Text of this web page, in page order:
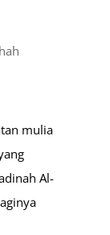
mulia
Al-